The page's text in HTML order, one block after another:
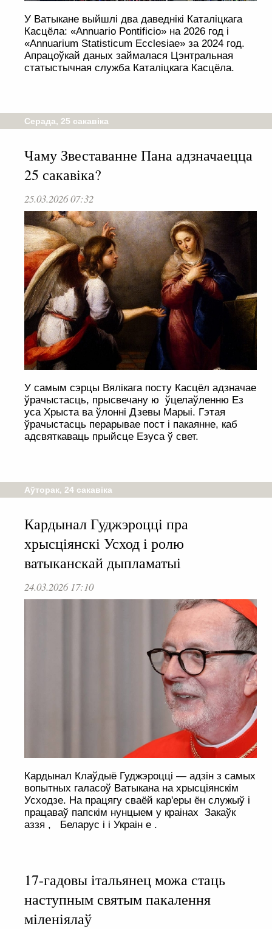
У Ватыкане выйшлі два даведнікі Каталіцкага
Касцёла: «Annuario Pontificio» на 2026 год і
«Annuarium Statisticum Ecclesiae» за 2024 год.
Апрацоўкай даных займалася Цэнтральная
статыстычная служба Каталіцкага Касцёла.
Серада, 25 сакавіка
Чаму Звеставанне Пана адзначаецца
25 сакавіка?
25.03.2026 07:32
У самым сэрцы Вялікага посту Касцёл адзначае
ўрачыстасць, прысвечану ю ўцелаўленню Ез
уса Хрыста ва ўлонні Дзевы Марыі. Гэтая
ўрачыстасць перарывае пост і пакаянне, каб
адсвяткаваць прыйсце Езуса ў свет.
Аўторак, 24 сакавіка
Кардынал Гуджэроцці пра
хрысціянскі Усход і ролю
ватыканскай дыпламатыі
24.03.2026 17:10
Кардынал Клаўдыё Гуджэроцці — адзін з самых
вопытных галасоў Ватыкана на хрысціянскім
Усходзе. На працягу сваёй кар'еры ён служыў і
працаваў папскім нунцыем у краінах Закаўк
аззя , Беларус і і Украін е .
17-гадовы італьянец можа стаць
наступным святым пакалення
міленіялаў